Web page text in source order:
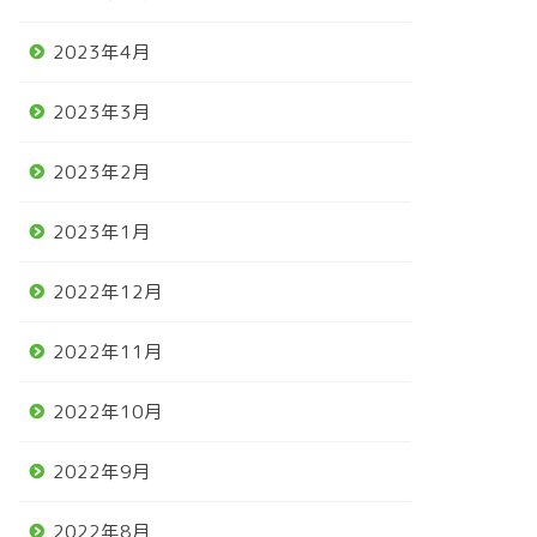
2023年4月
2023年3月
2023年2月
2023年1月
2022年12月
2022年11月
2022年10月
2022年9月
2022年8月